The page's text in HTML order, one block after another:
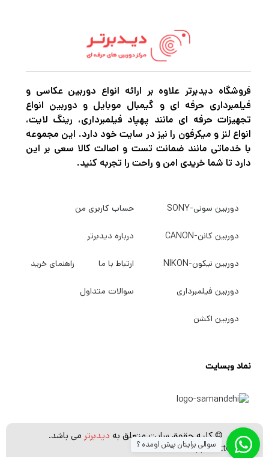
فروشگاه دیدبرتر علاوه بر ارائه انواع دوربین عکاسی و
فیلمبرداری حرفه ای و گیمبال موبایل و دوربین انواع
تجهیزات حرفه ای مانند پهپاد فیلمبرداری، رینگ لایت،
انواع لنز و میکرفون را نیز در سایت خود دارد. این مجموعه
با خدماتی مانند ضمانت تست و اصالت کالا سعی بر این
دارد تا شما خریدی امن و راحت را تجربه کنید.
دوربین سونی-SONY
دوربین کانن-CANON
دوربین نیکون-NIKON
دوربین فیلمبرداری
دوربین اکشن
حساب کاربری من
درباره دیدبرتر
ارتباط با ما راهنمای خرید
سوالات متداول
نماد وبسایت
© کلیه حقوق سایت متعلق به دیدبرتر می باشد.
[whatsapp_buttons] سوالی برایتان پیش اومده ؟